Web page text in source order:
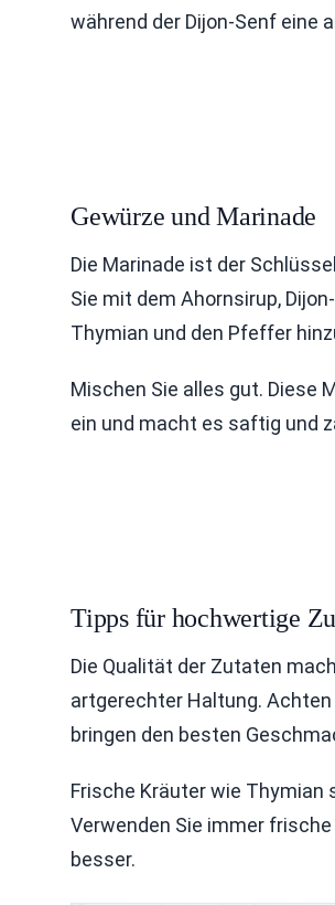
während der Dijon-Senf eine
Gewürze und Marinade
Die Marinade ist der
Sie mit dem Ahornsirup,
Thymian und den Pfeffer
Mischen Sie alles gut. Diese
ein und macht es saftig und
Tipps für hochwertige
Die Qualität der Zutaten
artgerechter Haltung. Achten
bringen den besten
Frische Kräuter wie Thymian
Verwenden Sie immer
besser.